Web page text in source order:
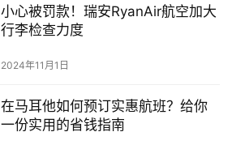
小心被罚款！瑞安RyanAir航空加大
行李检查力度
2024年11月1日
在马耳他如何预订实惠航班？给你
一份实用的省钱指南